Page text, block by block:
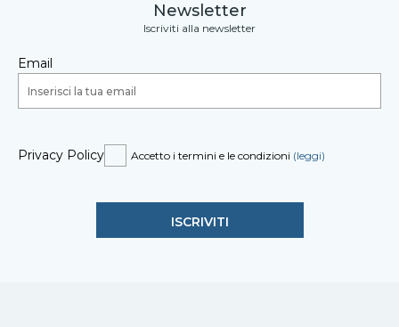
Newsletter
Iscriviti alla newsletter
Email
Privacy Policy Accetto i termini e le condizioni (leggi)